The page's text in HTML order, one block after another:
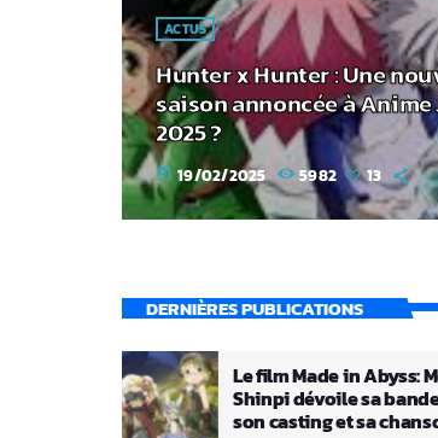
ACTUS
Hunter x Hunter : Une
saison annoncée à Anime
2025 ?
today 19/02/2025 5982 13
DERNIÈRES PUBLICATIONS
Le film Made in Abyss:
Shinpi dévoile sa
son casting et sa